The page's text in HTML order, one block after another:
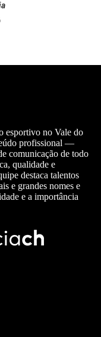
esportivo no Vale do
profissional —
comunicação de todo
qualidade e
destaca talentos
e grandes nomes e
e a importância